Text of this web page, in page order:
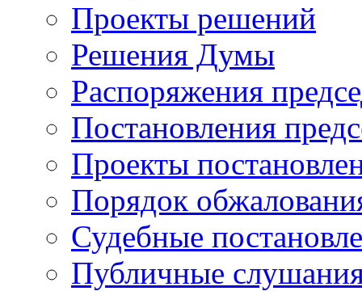
Проекты решений
Решения Думы
Распоряжения
Постановления
Проекты
Порядок
Судебные
Публичные